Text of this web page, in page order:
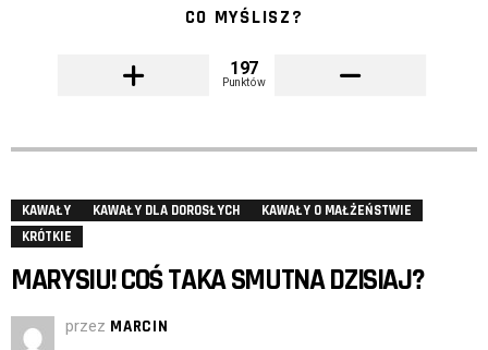
CO MYŚLISZ?
197
Punktów
KAWAŁY KAWAŁY DLA DOROSŁYCH
KAWAŁY O MAŁŻEŃSTWIE
KRÓTKIE
MARYSIU! COŚ TAKA SMUTNA DZISIAJ?
przez MARCIN